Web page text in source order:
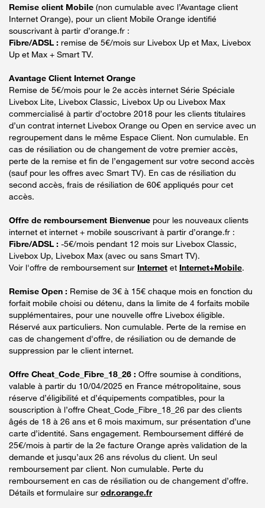
Remise client Mobile (non cumulable avec l’Avantage client
Internet Orange), pour un client Mobile Orange identifié
souscrivant à partir d’orange.fr :
Fibre/ADSL : remise de 5€/mois sur Livebox Up et Max, Livebox
Up et Max + Smart TV.
Avantage Client Internet Orange
Remise de 5€/mois pour le 2e accès internet Série Spéciale
Livebox Lite, Livebox Classic, Livebox Up ou Livebox Max
commercialisé à partir d’octobre 2018 pour les clients titulaires
d’un contrat internet Livebox Orange ou Open en service avec un
regroupement dans le même Espace Client. Non cumulable. En
cas de résiliation ou de changement de votre premier accès,
perte de la remise et fin de l’engagement sur votre second accès
(sauf pour les offres avec Smart TV). En cas de résiliation du
second accès, frais de résiliation de 60€ appliqués pour cet
accès.
Offre de remboursement Bienvenue pour les nouveaux clients
internet et internet + mobile souscrivant à partir d’orange.fr :
Fibre/ADSL : -5€/mois pendant 12 mois sur Livebox Classic,
Livebox Up, Livebox Max (avec ou sans Smart TV).
Voir l'offre de remboursement sur Internet et Internet+Mobile.
Remise Open : Remise de 3€ à 15€ chaque mois en fonction du
forfait mobile choisi ou détenu, dans la limite de 4 forfaits mobile
supplémentaires, pour une nouvelle offre Livebox éligible.
Réservé aux particuliers. Non cumulable. Perte de la remise en
cas de changement d'offre, de résiliation ou de demande de
suppression par le client internet.
Offre Cheat_Code_Fibre_18_26 : Offre soumise à conditions,
valable à partir du 10/04/2025 en France métropolitaine, sous
réserve d’éligibilité et d’équipements compatibles, pour la
souscription à l’offre Cheat_Code_Fibre_18_26 par des clients
âgés de 18 à 26 ans et 6 mois maximum, sur présentation d’une
carte d’identité. Sans engagement. Remboursement différé de
25€/mois à partir de la 2e facture Orange après validation de la
demande et jusqu’aux 26 ans révolus du client. Un seul
remboursement par client. Non cumulable. Perte du
remboursement en cas de résiliation ou de changement d’offre.
Détails et formulaire sur odr.orange.fr